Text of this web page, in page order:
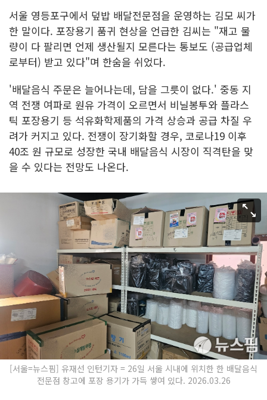
서울 영등포구에서 덮밥 배달전문점을 운영하는 김모 씨가
한 말이다. 포장용기 품귀 현상을 언급한 김씨는 "재고 물
량이 다 팔리면 언제 생산될지 모른다는 통보도 (공급업체
로부터) 받고 있다"며 한숨을 쉬었다.
'배달음식 주문은 늘어나는데, 담을 그릇이 없다.' 중동 지
역 전쟁 여파로 원유 가격이 오르면서 비닐봉투와 플라스
틱 포장용기 등 석유화학제품의 가격 상승과 공급 차질 우
려가 커지고 있다. 전쟁이 장기화할 경우, 코로나19 이후
40조 원 규모로 성장한 국내 배달음식 시장이 직격탄을 맞
을 수 있다는 전망도 나온다.
[서울=뉴스핌] 유재선 인턴기자 = 26일 서울 시내에 위치한 한 배달음식
전문점 창고에 포장 용기가 가득 쌓여 있다. 2026.03.26